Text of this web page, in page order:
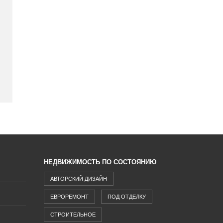
НЕДВИЖИМОСТЬ ПО СОСТОЯНИЮ
АВТОРСКИЙ ДИЗАЙН
ЕВРОРЕМОНТ ПОД ОТДЕЛКУ
СТРОИТЕЛЬНОЕ